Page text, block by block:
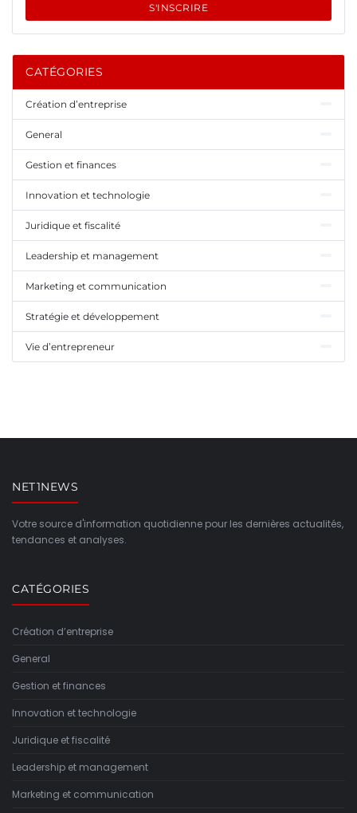
S'INSCRIRE
CATÉGORIES
Création d’entreprise
General
Gestion et finances
Innovation et technologie
Juridique et fiscalité
Leadership et management
Marketing et communication
Stratégie et développement
Vie d’entrepreneur
NET1NEWS
Votre source d'information quotidienne pour les dernières actualités,
tendances et analyses.
CATÉGORIES
Création d’entreprise
General
Gestion et finances
Innovation et technologie
Juridique et fiscalité
Leadership et management
Marketing et communication